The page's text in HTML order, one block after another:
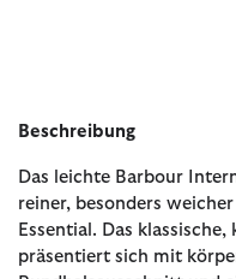
Beschreibung
Das leichte Barbour
reiner, besonders
Essential. Das
präsentiert sich mit